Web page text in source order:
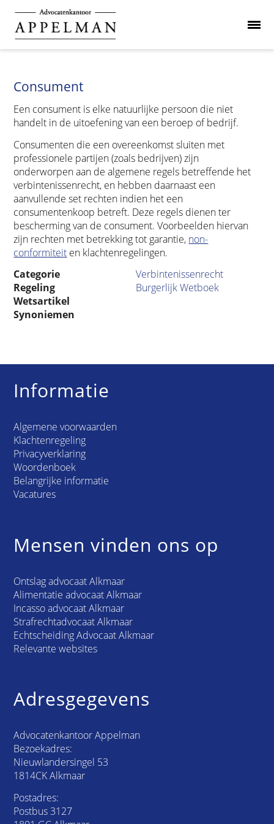
Consument
Een consument is elke natuurlijke persoon die niet
handelt in de uitoefening van een beroep of bedrijf.
Consumenten die een overeenkomst sluiten met
professionele partijen (zoals bedrijven) zijn
onderworpen aan de algemene regels betreffende het
verbintenissenrecht, en hebben daarnaast een
aanvullende set rechten indien het een
consumentenkoop betreft. Deze regels dienen ter
bescherming van de consument. Voorbeelden hiervan
zijn rechten met betrekking tot garantie, non-
conformiteit en klachtenregelingen.
Categorie
Verbintenissenrecht
Regeling
Burgerlijk Wetboek
Wetsartikel
Synoniemen
Informatie
Algemene voorwaarden
Klachtenregeling
Privacyverklaring
Woordenboek
Belangrijke informatie
Vacatures
Mensen vinden ons op
Ontslag advocaat Alkmaar
Alimentatie advocaat Alkmaar
Incasso advocaat Alkmaar
Strafrechtadvocaat Alkmaar
Echtscheiding Advocaat Alkmaar
Relevante websites
Adresgegevens
Advocatenkantoor Appelman
Bezoekadres:
Nieuwlandersingel 53
1814CK Alkmaar
Postadres:
Postbus 3127